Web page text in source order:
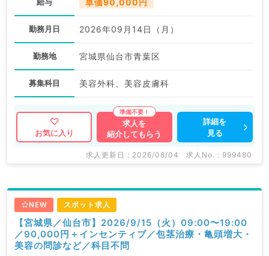
給与 単価90,000円
勤務月日 2026年09月14日（月）
勤務地 宮城県仙台市青葉区
募集科目 美容外科、美容皮膚科
お気に入り
求人を
紹介してもらう
詳細を
見る
求人更新日 : 2026/08/04 求人No. : 999480
NEW スポット求人
【宮城県／仙台市】2026/9/15（火）09:00〜19:00
／90,000円＋インセンティブ／包茎治療・亀頭増大・
美容の問診など／科目不問